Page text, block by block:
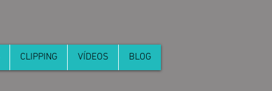
CLIPPING VÍDEOS BLOG